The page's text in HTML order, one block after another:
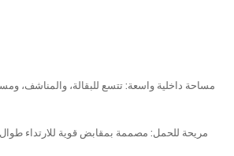
مساحة داخلية واسعة: تتسع للبقالة، والمناشف،
مريحة للحمل: مصممة بمقابض قوية للارتداء